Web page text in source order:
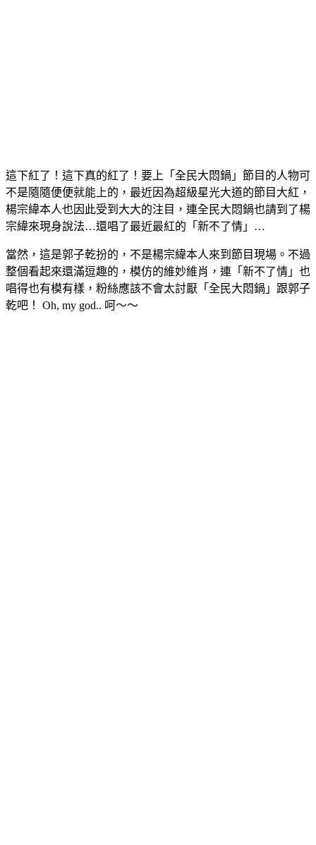
這下紅了！這下真的紅了！要上「全民大悶鍋」節目的人物可
不是隨隨便便就能上的，最近因為超級星光大道的節目大紅，
楊宗緯本人也因此受到大大的注目，連全民大悶鍋也請到了楊
宗緯來現身說法…還唱了最近最紅的「新不了情」…
當然，這是郭子乾扮的，不是楊宗緯本人來到節目現場。不過
整個看起來還滿逗趣的，模仿的維妙維肖，連「新不了情」也
唱得也有模有樣，粉絲應該不會太討厭「全民大悶鍋」跟郭子
乾吧！ Oh, my god.. 呵～～